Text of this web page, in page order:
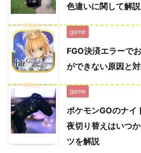
色違いに関して解説
game
FGO決済エラーで
ができない原因と
game
ポケモンGOのナイ
夜切り替えはいつ
ツを解説